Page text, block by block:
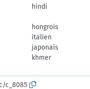
hindi
hongrois
italien
japonais
khmer
c_8085